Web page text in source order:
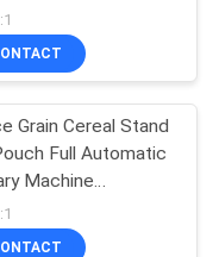
22
Seasoning
Spice Instant
Marinade
Grain Cereal Stand
Full Automatic
Machine
for Filling and
Spices